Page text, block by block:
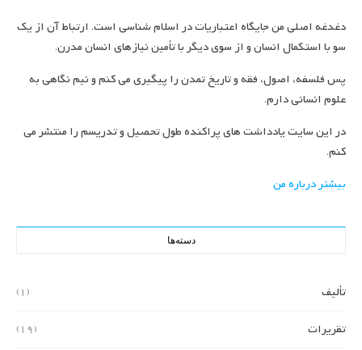
دغدغه اصلی من جایگاه اعتباریات در اسلام شناسی است. ارتباط آن از یک
سو با استکمال انسان و از سوی دیگر با تأمین نیازهای انسان مدرن.
پس فلسفه، اصول، فقه و تاریخ تمدن را پیگیری می کنم و نیم نگاهی به
علوم انسانی دارم.
در این سایت یادداشت های پراکنده طول تحصیل و تدریسم را منتشر می
کنم.
بیشتر درباره من
دسته‌ها
تألیف
(1)
تقریرات
(19)